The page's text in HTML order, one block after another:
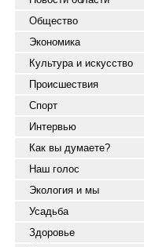
Общество
Экономика
Культура и искусство
Происшествия
Спорт
Интервью
Как вы думаете?
Наш голос
Экология и мы
Усадьба
Здоровье